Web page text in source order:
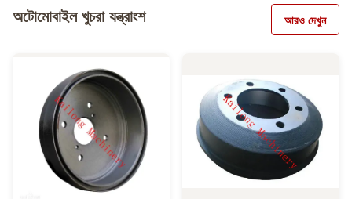
অটোমোবাইল খুচরা যন্ত্রাংশ আরও দেখুন